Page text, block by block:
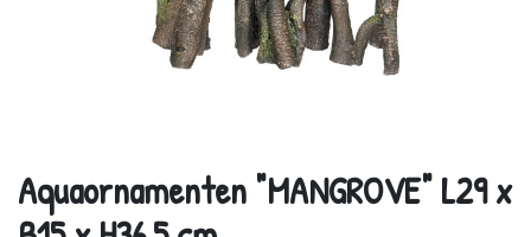
Aquaornamenten "MANGROVE" L29 x